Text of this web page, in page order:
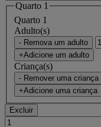
Quarto 1
Quarto 1
Adulto(s)
- Remova um adulto
+Adicione um adulto
Criança(s)
- Remover uma criança
+Adicione uma criança
Excluir